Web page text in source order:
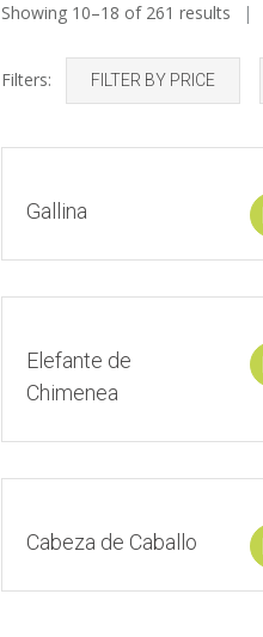
Showing 10–18 of 261 results
Filters: FILTER BY PRICE
Gallina
Elefante de
Chimenea
Cabeza de Caballo